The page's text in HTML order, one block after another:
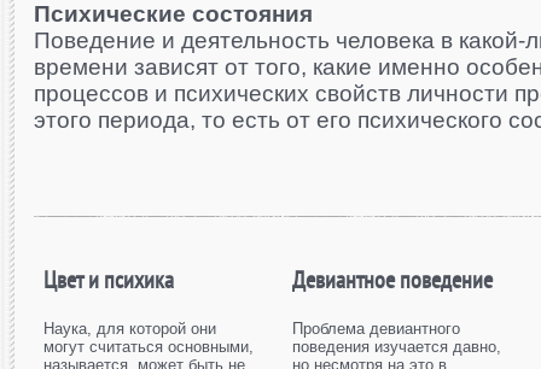
Психические состояния
Поведение и деятельность человека в какой-
времени зависят от того, какие именно
процессов и психических свойств личности
этого периода, то есть от его психического
Цвет и психика
Наука, для которой они
могут считаться основными,
называется, может быть не
Девиантное поведение
Проблема девиантного
поведения изучается давно,
но несмотря на это в